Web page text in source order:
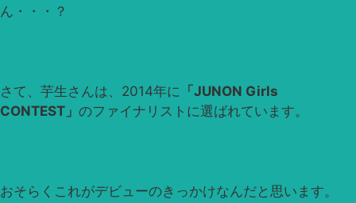
ん・・・？
さて、芋生さんは、2014年に 「JUNON Girls
CONTEST」 のファイナリストに選ばれています。
おそらくこれがデビューのきっかけなんだと思います。